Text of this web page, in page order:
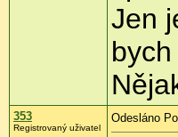
Jen
353
Registrovaný uživatel
Odesláno